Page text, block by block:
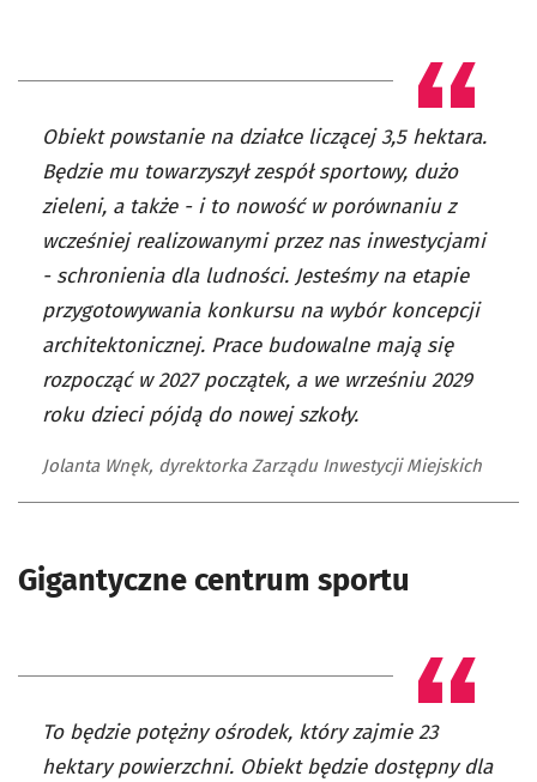
Obiekt powstanie na działce liczącej 3,5 hektara.
Będzie mu towarzyszył zespół sportowy, dużo
zieleni, a także - i to nowość w porównaniu z
wcześniej realizowanymi przez nas inwestycjami
- schronienia dla ludności. Jesteśmy na etapie
przygotowywania konkursu na wybór koncepcji
architektonicznej. Prace budowalne mają się
rozpocząć w 2027 początek, a we wrześniu 2029
roku dzieci pójdą do nowej szkoły.
Jolanta Wnęk, dyrektorka Zarządu Inwestycji Miejskich
Gigantyczne centrum sportu
To będzie potężny ośrodek, który zajmie 23
hektary powierzchni. Obiekt będzie dostępny dla